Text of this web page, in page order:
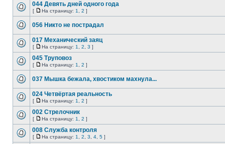
044 Девять дней одного года
[ На страницу: 1 2 ]
056 Никто не пострадал
017 Механический заяц
[ На страницу: 1 2 3 ]
045 Труповоз
[ На страницу: 1 2 ]
037 Мышка бежала, хвостиком махнула...
024 Четвёртая реальность
[ На страницу: 1 2 ]
002 Стрелочник
[ На страницу: 1 2 ]
008 Служба контроля
[ На страницу: 1 2 3 4 5 ]